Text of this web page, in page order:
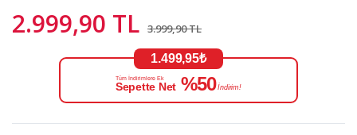
2.999,90 TL 3.999,90 TL
1.499,95₺
Tüm İndirimlere Ek
Sepette Net %50 İndirim!